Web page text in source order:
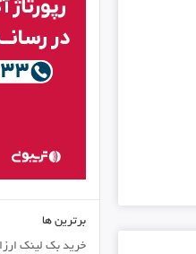
برترین ها
خرید بک لینک